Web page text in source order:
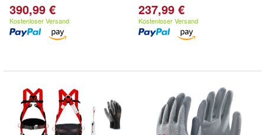
390,99 €
Kostenloser Versand
237,99 €
Kostenloser Versand